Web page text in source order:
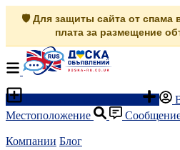
🛡️ Для защиты сайта от спама
плата за размещение
Местоположение
Компании Блог